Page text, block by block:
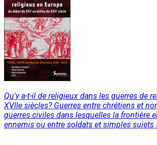
Qu'y a-t-il de religieux dans les guerres de
XVIIe siècles? Guerres entre chrétiens et
guerres civiles dans lesquelles la frontière
ennemis ou entre soldats et simples sujets